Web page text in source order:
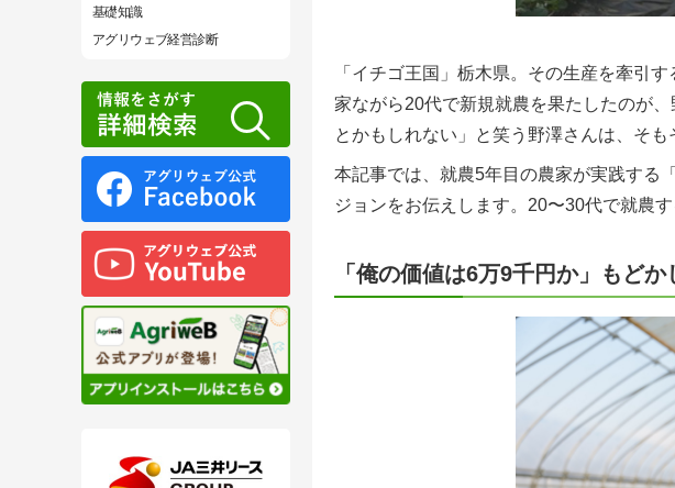
「イチゴ王国」栃木県。その生産を牽引
家ながら20代で新規就農を果たしたのが
とかもしれない」と笑う野澤さんは、そ
本記事では、就農5年目の農家が実践する
ジョンをお伝えします。20〜30代で就農
「俺の価値は6万9千円か」もど
基礎知識
アグリウェブ経営診断